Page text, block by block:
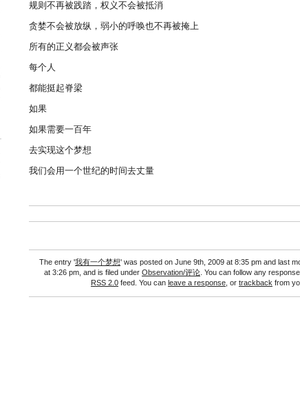
规则不再被践踏，权义不会被抵消
贪婪不会被放纵，弱小的呼唤也不再被掩上
所有的正义都会被声张
每个人
都能挺起脊梁
如果
如果需要一百年
去实现这个梦想
我们会用一个世纪的时间去丈量
The entry '我有一个梦想' was posted on June 9th, 2009 at 8:35 pm and last
at 3:26 pm, and is filed under Observation/评论 . You can follow any
RSS 2.0 feed. You can leave a response , or trackback from